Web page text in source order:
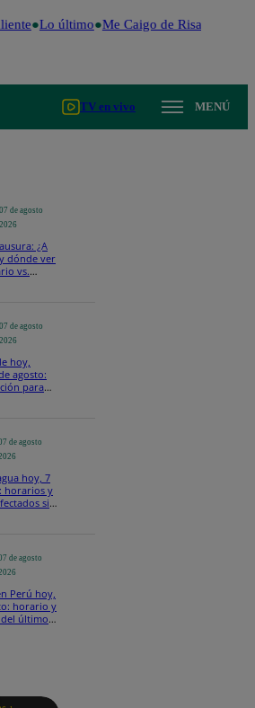
Lo último Me Caigo de Risa
TV en vivo MENÚ
07 de agosto
2026
¿A
dónde ver
vs.
07 de agosto
2026
hoy,
agosto:
para
de agosto
hoy, 7
horarios y
sin
de agosto
Perú hoy,
horario y
último